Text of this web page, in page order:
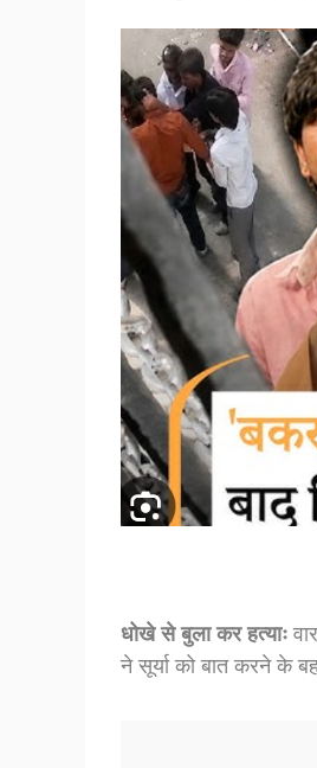
धोखे से बुला कर हत्याः
ने सूर्या को बात करने के